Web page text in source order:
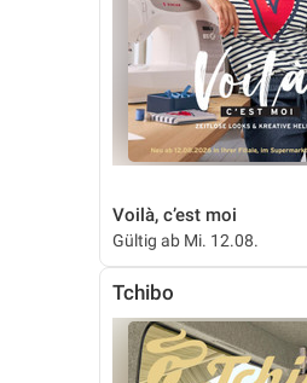
Voilà, c’est moi
Gültig ab Mi. 12.08.
Tchibo